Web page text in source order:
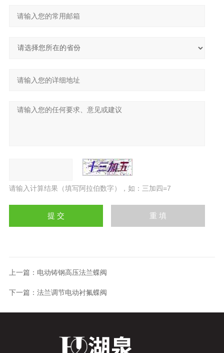
请输入计算结果（填写阿拉伯数字），如：三加四=7
上一篇： 电动铸钢高压法兰蝶阀
下一篇： 法兰调节电动衬氟蝶阀